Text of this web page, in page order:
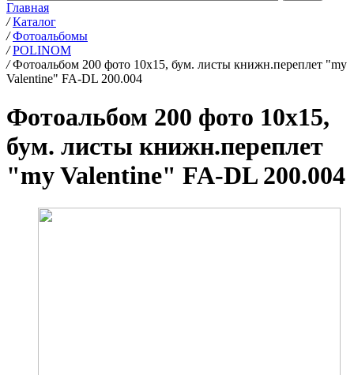
Главная
/ Каталог
/ Фотоальбомы
/ POLINOM
/ Фотоальбом 200 фото 10х15, бум. листы книжн.переплет "my
Valentine" FA-DL 200.004
Фотоальбом 200 фото 10х15,
бум. листы книжн.переплет
"my Valentine" FA-DL 200.004